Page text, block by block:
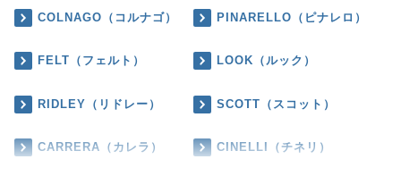
COLNAGO（コルナゴ） PINARELLO（ピナレロ）
FELT（フェルト） LOOK（ルック）
RIDLEY（リドレー） SCOTT（スコット）
CARRERA（カレラ） CINELLI（チネリ）